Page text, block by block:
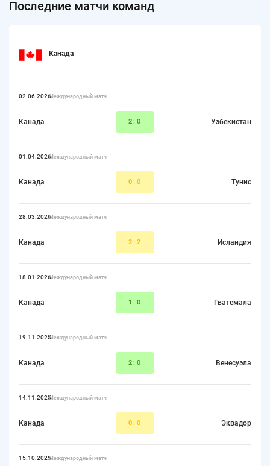
Последние матчи команд
Канада
02.06.2026Международный матч
Канада 2:0 Узбекистан
01.04.2026Международный матч
Канада 0:0 Тунис
28.03.2026Международный матч
Канада 2:2 Исландия
18.01.2026Международный матч
Канада 1:0 Гватемала
19.11.2025Международный матч
Канада 2:0 Венесуэла
14.11.2025Международный матч
Канада 0:0 Эквадор
15.10.2025Международный матч